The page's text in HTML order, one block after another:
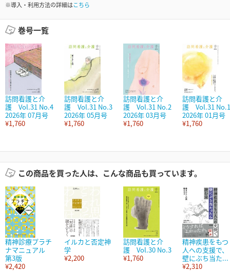
※導入・利用方法の詳細はこちら
巻号一覧
訪問看護と介
護 Vol.31 No.4
2026年 07月号
¥1,760
訪問看護と介
護 Vol.31 No.3
2026年 05月号
¥1,760
訪問看護と介
護 Vol.31 No.2
2026年 03月号
¥1,760
訪問看護と介
護 Vol.31 No.1
2026年 01月号
¥1,760
この商品を買った人は、こんな商品も買っています。
精神診療プラチ
ナマニュアル
第3版
¥2,420
イルカと否定神
学
¥2,200
訪問看護と介
護 Vol.30 No.3
¥1,760
精神疾患をもつ
人への支援で、
壁にぶち当た...
¥2,310